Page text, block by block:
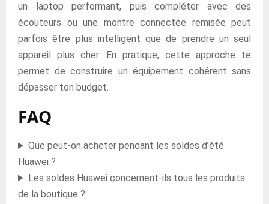
un laptop performant, puis compléter avec des
écouteurs ou une montre connectée remisée peut
parfois être plus intelligent que de prendre un seul
appareil plus cher. En pratique, cette approche te
permet de construire un équipement cohérent sans
dépasser ton budget.
FAQ
Que peut-on acheter pendant les soldes d’été
Huawei ?
Les soldes Huawei concernent-ils tous les produits
de la boutique ?